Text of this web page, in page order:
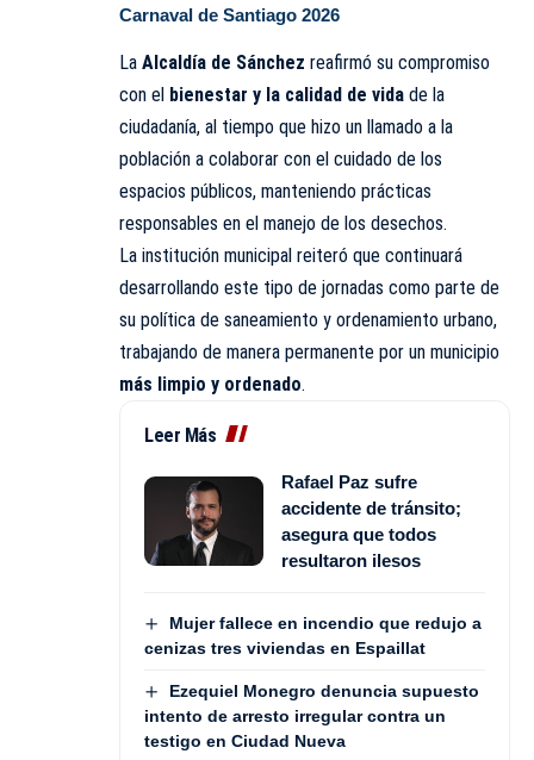
Carnaval de Santiago 2026
La Alcaldía de Sánchez reafirmó su compromiso
con el bienestar y la calidad de vida de la
ciudadanía, al tiempo que hizo un llamado a la
población a colaborar con el cuidado de los
espacios públicos, manteniendo prácticas
responsables en el manejo de los desechos.
La institución municipal reiteró que continuará
desarrollando este tipo de jornadas como parte de
su política de saneamiento y ordenamiento urbano,
trabajando de manera permanente por un municipio
más limpio y ordenado.
Leer Más
Rafael Paz sufre
accidente de tránsito;
asegura que todos
resultaron ilesos
Mujer fallece en incendio que redujo a
cenizas tres viviendas en Espaillat
Ezequiel Monegro denuncia supuesto
intento de arresto irregular contra un
testigo en Ciudad Nueva